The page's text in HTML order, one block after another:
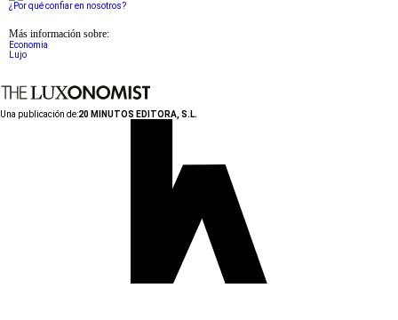
¿Por qué confiar en nosotros?
Más información sobre:
Economia
Lujo
Una publicación de:20 MINUTOS EDITORA, S.L.